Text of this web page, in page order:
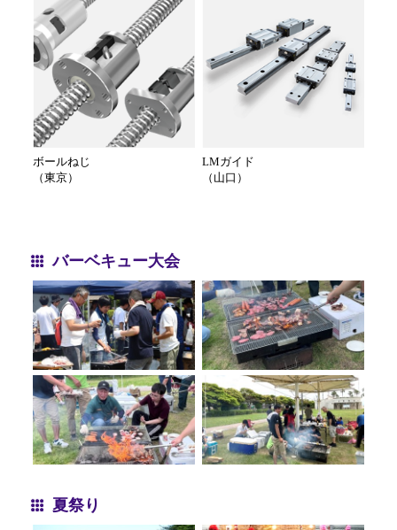
ボールねじ
（東京）
LMガイド
（山口）
バーベキュー大会
夏祭り